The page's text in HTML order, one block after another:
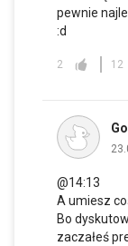
pewnie
:d
2 12
@14:13
A umiesz
Bo
zaczałeś